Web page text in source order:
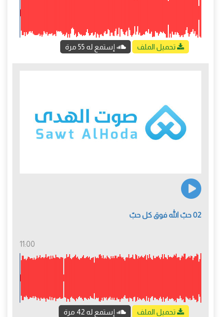
تحميل الملف إستمع له 55 مرة
02 حبّ الله فوق كل حبّ
11:00
تحميل الملف إستمع له 42 مرة